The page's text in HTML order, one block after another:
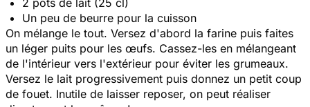
Un peu de beurre pour la cuisson
On mélange le tout. Versez d'abord la farine puis faites
un léger puits pour les œufs. Cassez-les en mélangeant
de l'intérieur vers l'extérieur pour éviter les grumeaux.
Versez le lait progressivement puis donnez un petit coup
de fouet. Inutile de laisser reposer, on peut réaliser